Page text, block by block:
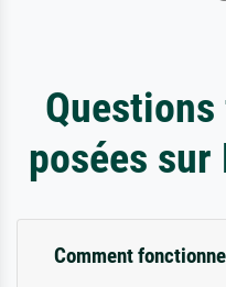
posées
Comment